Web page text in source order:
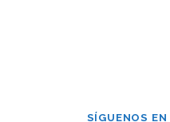
SÍGUENOS